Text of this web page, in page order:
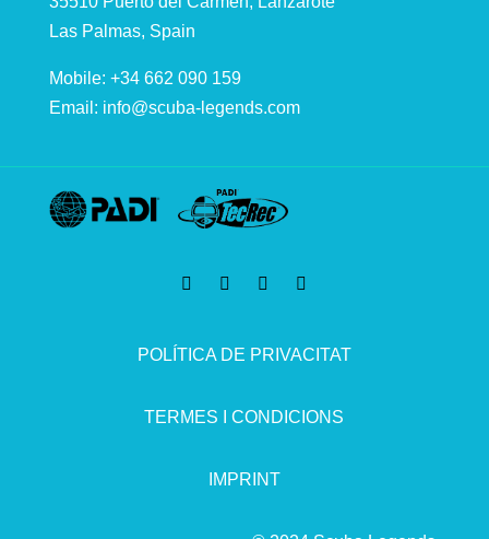
Las Palmas, Spain
Mobile: +34 662 090 159
Email: info@scuba-legends.com
POLÍTICA DE PRIVACITAT
TERMES I CONDICIONS
IMPRINT